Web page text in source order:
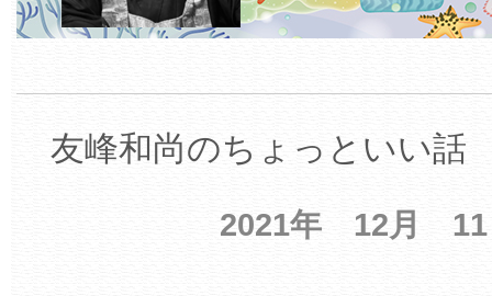
友峰和尚のちょっといい話
2021年 12月